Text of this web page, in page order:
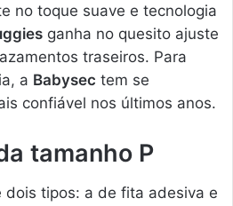
no toque suave e tecnologia
ganha no quesito ajuste
traseiros. Para
a Babysec tem se
confiável nos últimos anos.
tamanho P
dois tipos: a de fita adesiva e